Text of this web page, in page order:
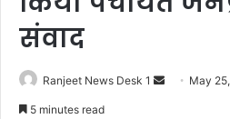
संवाद
Ranjeet News Desk 1 May
5 minutes read